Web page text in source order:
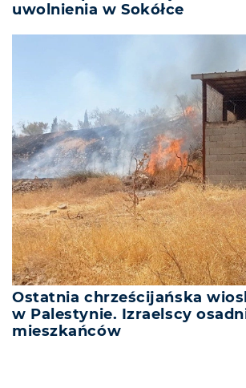
uwolnienia w Sokółce
Ostatnia chrześcijańska
w Palestynie. Izraelscy
mieszkańców